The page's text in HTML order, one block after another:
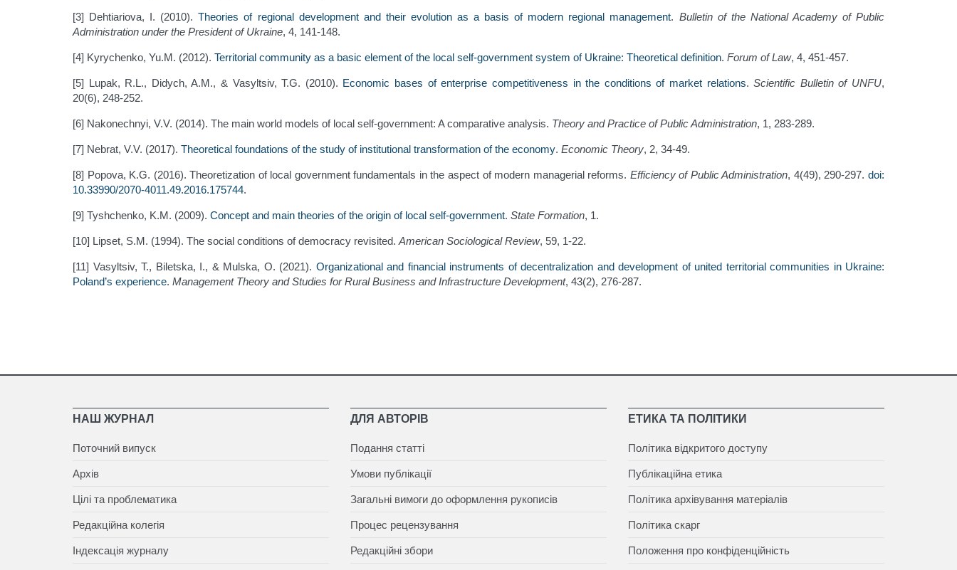
[3] Dehtiariova, I. (2010).Theories of regional development and their evolution as a basis of modern regional management. Bulletin of the National Academy of Public
Administration under the President of Ukraine, 4, 141-148.
[4] Kyrychenko, Yu.M. (2012). Territorial community as a basic element of the local self-government system of Ukraine: Theoretical definition. Forum of Law, 4, 451-457.
[5] Lupak, R.L., Didych, A.M., & Vasyltsiv, T.G. (2010). Economic bases of enterprise competitiveness in the conditions of market relations.Scientific Bulletin of UNFU,
20(6), 248-252.
[6] Nakonechnyi, V.V. (2014). The main world models of local self-government: A comparative analysis. Theory and Practice of Public Administration, 1, 283-289.
[7] Nebrat, V.V. (2017). Theoretical foundations of the study of institutional transformation of the economy. Economic Theory, 2, 34-49.
[8] Popova, K.G. (2016). Theoretization of local government fundamentals in the aspect of modern managerial reforms. Efficiency of Public Administration, 4(49), 290-297.doi:
10.33990/2070-4011.49.2016.175744.
[9] Tyshchenko, K.M. (2009). Concept and main theories of the origin of local self-government. State Formation, 1.
[10] Lipset, S.M. (1994). The social conditions of democracy revisited. American Sociological Review, 59, 1-22.
[11] Vasyltsiv, T., Biletska, I., & Mulska, O. (2021). Organizational and financial instruments of decentralization and development of united territorial communities in Ukraine:
Poland’s experience. Management Theory and Studies for Rural Business and Infrastructure Development, 43(2), 276-287.
НАШ ЖУРНАЛ
Поточний випуск
Архів
Цілі та проблематика
Редакційна колегія
Індексація журналу
ДЛЯ АВТОРІВ
Подання статті
Умови публікації
Загальні вимоги до оформлення рукописів
Процес рецензування
Редакційні збори
ЕТИКА ТА ПОЛІТИКИ
Політика відкритого доступу
Публікаційна етика
Політика архівування матеріалів
Політика скарг
Положення про конфіденційність